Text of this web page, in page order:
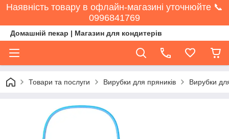
Наявність товару в офлайн-магазині уточнюйте 📞
0996841769
Домашній пекар | Магазин для кондитерів
Товари та послуги Вирубки для пряників Вирубки